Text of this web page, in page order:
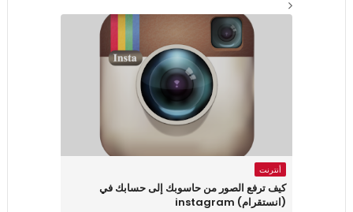
أنترنت
كيف ترفع الصور من حاسوبك إلى حسابك في
(انستقرام) instagram